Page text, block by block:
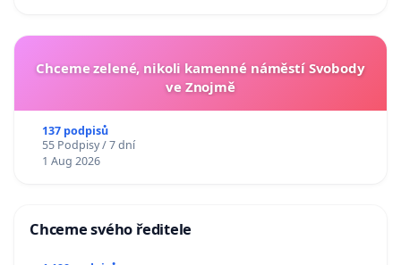
Chceme zelené, nikoli kamenné náměstí Svobody
ve Znojmě
137 podpisů
55 Podpisy / 7 dní
1 Aug 2026
Chceme svého ředitele